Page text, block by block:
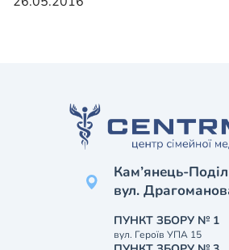
Кам’янець-
вул.
ПУНКТ ЗБОРУ № 1
вул. Героїв УПА 15